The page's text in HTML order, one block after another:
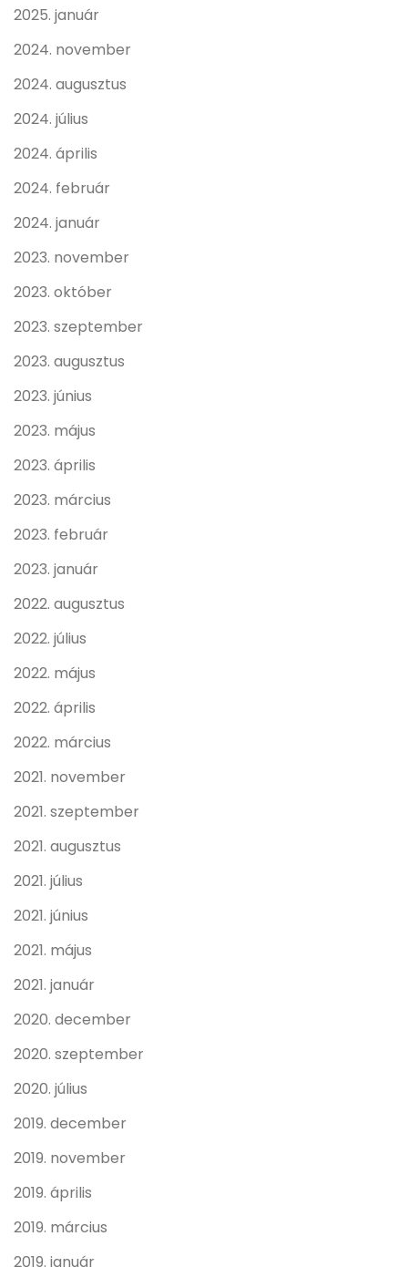
2025. január
2024. november
2024. augusztus
2024. július
2024. április
2024. február
2024. január
2023. november
2023. október
2023. szeptember
2023. augusztus
2023. június
2023. május
2023. április
2023. március
2023. február
2023. január
2022. augusztus
2022. július
2022. május
2022. április
2022. március
2021. november
2021. szeptember
2021. augusztus
2021. július
2021. június
2021. május
2021. január
2020. december
2020. szeptember
2020. július
2019. december
2019. november
2019. április
2019. március
2019. január